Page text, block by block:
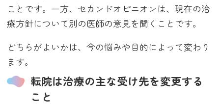
ことです。一方、セカンドオピニオンは、現在の治
療方針について別の医師の意見を聞くことです。
どちらがよいかは、今の悩みや目的によって変わり
ます。
転院は治療の主な受け先を変更する
こと